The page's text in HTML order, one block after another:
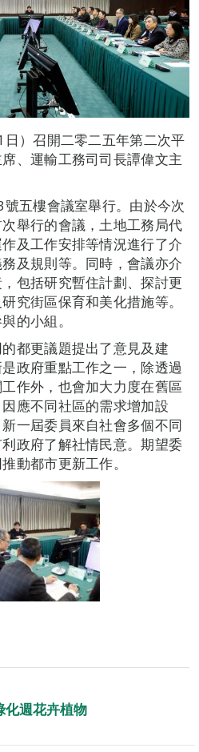
）召開二零二五年第二次平
、運輸工務司司長譚偉文主
五樓會議室舉行。由於今次
舉行的會議，土地工務局代
及工作安排等情況進行了介
及規則等。同時，會議亦介
包括研究暫住計劃、探討更
究街區保育和美化措施等。
的小組。
都更議題提出了意見及建
政府重點工作之一，除透過
作外，也會加大力度在舊區
應不同社區的需求增加設
一屆委員來自社會多個不同
政府了解社情民意。期望委
動都市更新工作。
化週花卉植物